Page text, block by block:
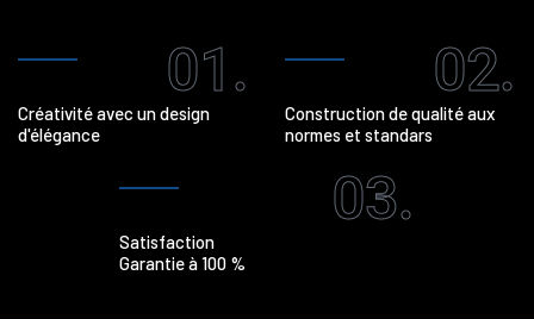
01.
Créativité avec un design
d'élégance
02.
Construction de qualité aux
normes et standars
03.
Satisfaction
Garantie à 100 %